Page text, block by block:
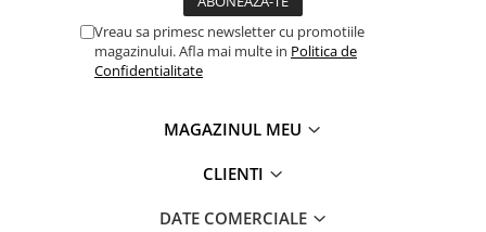
Vreau sa primesc newsletter cu promotiile
magazinului. Afla mai multe in Politica de
Confidentialitate
MAGAZINUL MEU
CLIENTI
DATE COMERCIALE